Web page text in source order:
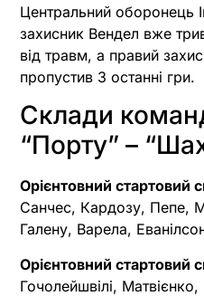
Центральний оборонець
захисник Вендел вже
від травм, а правий
пропустив 3 останні гри.
Склади
“Порту” –
Орієнтовний стартовий
Санчес, Кардозу, Пепе,
Галену, Варела,
Орієнтовний стартовий
Гочолейшвілі,